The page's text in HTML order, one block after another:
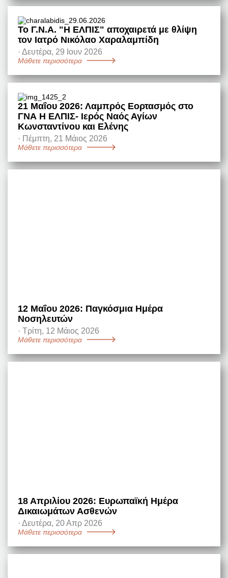
Το Γ.Ν.Α. "Η ΕΛΠΙΣ" αποχαιρετά με θλίψη
τον Ιατρό Νικόλαο Χαραλαμπίδη
· Δευτέρα, 29 Ιουν 2026
Μάθετε περισσότερα
21 Μαΐου 2026: Λαμπρός Εορτασμός στο
ΓΝΑ Η ΕΛΠΙΣ- Ιερός Ναός Αγίων
Κωνσταντίνου και Ελένης
· Πέμπτη, 21 Μάιος 2026
Μάθετε περισσότερα
12 Μαΐου 2026: Παγκόσμια Ημέρα
Νοσηλευτών
· Τρίτη, 12 Μάιος 2026
Μάθετε περισσότερα
18 Απριλίου 2026: Ευρωπαϊκή Ημέρα
Δικαιωμάτων Ασθενών
· Δευτέρα, 20 Απρ 2026
Μάθετε περισσότερα